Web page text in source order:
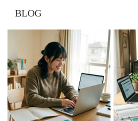
BLOG